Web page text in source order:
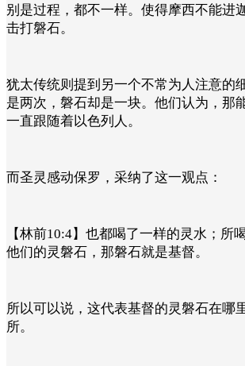
别是过程，都不一样。使得摩西不能进
击打磐石。
犹太传统则提到另一个不常为人注意的
是两次，磐石却是一块。他们认为，那
一直跟随着以色列人。
而圣灵感动保罗，采纳了这一观点：
【林前10:4】也都喝了一样的灵水；所
他们的灵磐石，那磐石就是基督。
所以可以说，这代表基督的灵磐石在哪
所。